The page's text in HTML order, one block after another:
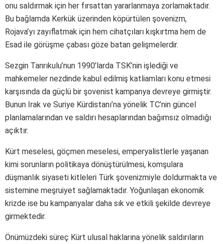
onu saldırmak için her fırsattan yararlanmaya zorlamaktadır.
Bu bağlamda Kerkük üzerinden köpürtülen şovenizm,
Rojava’yı zayıflatmak için hem cihatçıları kışkırtma hem de
Esad ile görüşme çabası göze batan gelişmelerdir.
Sezgin Tanrıkulu’nun 1990’larda TSK’nin işlediği ve
mahkemeler nezdinde kabul edilmiş katliamları konu etmesi
karşısında da güçlü bir şovenist kampanya devreye girmiştir.
Bunun Irak ve Suriye Kürdistanı’na yönelik TC’nin güncel
planlamalarından ve saldırı hesaplarından bağımsız olmadığı
açıktır.
Kürt meselesi, göçmen meselesi, emperyalistlerle yaşanan
kimi sorunların politikaya dönüştürülmesi, komşulara
düşmanlık siyaseti kitleleri Türk şovenizmiyle doldurmakta ve
sistemine meşruiyet sağlamaktadır. Yoğunlaşan ekonomik
krizde ise bu kampanyalar daha sık ve etkili şekilde devreye
girmektedir.
Önümüzdeki süreç Kürt ulusal haklarına yönelik saldırıların